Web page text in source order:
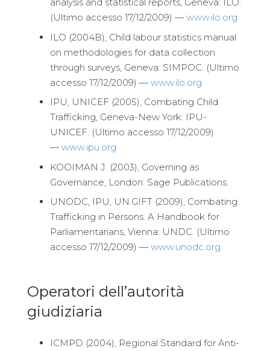
(Ultimo accesso 17/12/2009) — www.ilo.org
ILO (2004B), Child labour statistics manual
on methodologies for data collection
through surveys, Geneva: SIMPOC. (Ultimo
accesso 17/12/2009) — www.ilo.org
IPU, UNICEF (2005), Combating Child
Trafficking, Geneva-New York: IPU-
UNICEF. (Ultimo accesso 17/12/2009)
— www.ipu.org
KOOIMAN J. (2003), Governing as
Governance, London: Sage Publications.
UNODC, IPU, UN.GIFT (2009), Combating
Trafficking in Persons. A Handbook for
Parliamentarians, Vienna: UNDC. (Ultimo
accesso 17/12/2009) — www.unodc.org
Operatori dell’autorità
giudiziaria
ICMPD (2004), Regional Standard for Anti-